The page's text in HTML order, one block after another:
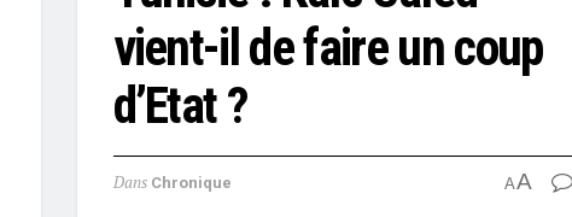
vient-il de faire un coup
d’Etat ?
Dans Chronique AA